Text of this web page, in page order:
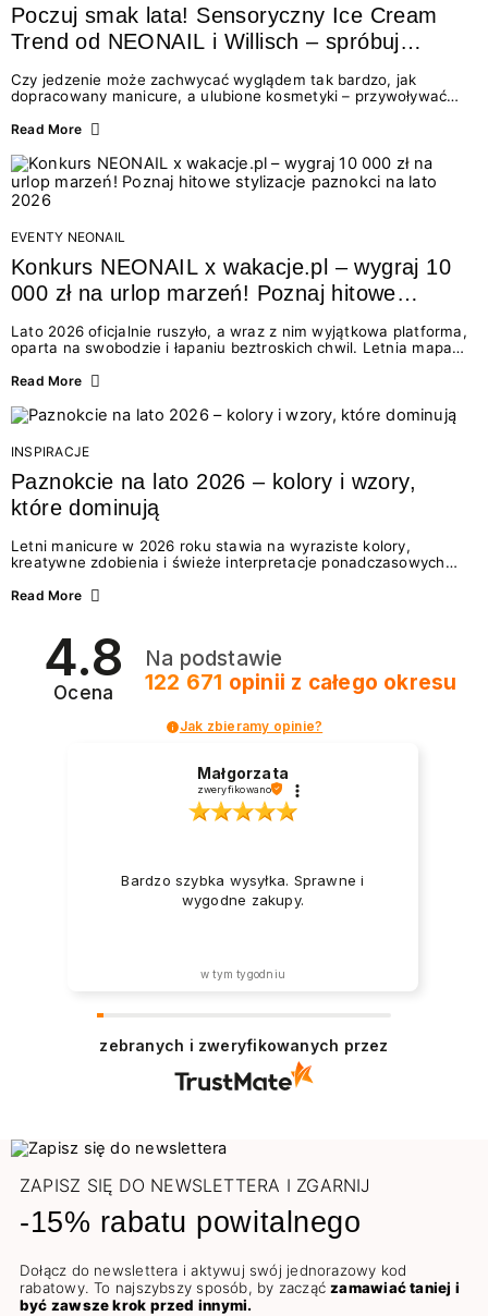
Poczuj smak lata! Sensoryczny Ice Cream
Trend od NEONAIL i Willisch – spróbuj
nowych lodów i odbierz prezent!
Czy jedzenie może zachwycać wyglądem tak bardzo, jak
dopracowany manicure, a ulubione kosmetyki – przywoływać
świata beauty i oszałamiających deserów to coś więcej niż
zmysłami: przez soczysty kolor, aksamitną teksturę,
orzeźwiający zapach i słodki akcent na podniebieniu. Tego lata
NEONAIL łączy siły z marką Willisch, tworząc unikalny projekt
na styku jedzenia i piękna....
Read More
EVENTY NEONAIL
Konkurs NEONAIL x wakacje.pl – wygraj 10
000 zł na urlop marzeń! Poznaj hitowe
Lato 2026 oficjalnie ruszyło, a wraz z nim wyjątkowa platforma,
oparta na swobodzie i łapaniu beztroskich chwil. Letnia mapa
doświadczenia wakacji – od spontanicznych wyjazdów, przez
Motywem przewodnim jest eksplorowanie i kolekcjonowanie
letnich momentów. Z tej okazji przygotowaliśmy coś absolutnie
wyjątkowego: wielki konkurs z wakacje.pl oraz dawkę
najgorętszych trendów w...
Read More
INSPIRACJE
Paznokcie na lato 2026 – kolory i wzory,
które dominują
Letni manicure w 2026 roku stawia na wyraziste kolory,
kreatywne zdobienia i świeże interpretacje ponadczasowych
zarówno energetycznych odcieni inspirowanych wakacjami, jak
2026? Znajdź inspirację dla swojego manicure!
Read More
4.8
Ocena
Na podstawie
122 671 opinii z całego okresu
Jak zbieramy opinie?
Małgorzata
zweryfikowano
Bardzo szybka wysyłka. Sprawne i
wygodne zakupy.
w tym tygodniu
zebranych i zweryfikowanych przez
ZAPISZ SIĘ DO NEWSLETTERA I ZGARNIJ
-15% rabatu powitalnego
Dołącz do newslettera i aktywuj swój jednorazowy kod
rabatowy. To najszybszy sposób, by zacząćzamawiać taniej i
być zawsze krok przed innymi.